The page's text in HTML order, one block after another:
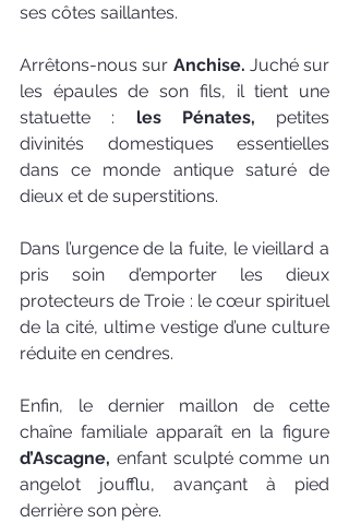
ses côtes saillantes.
Arrêtons-nous sur Anchise. Juché sur
les épaules de son fils, il tient une
statuette : les Pénates, petites
divinités domestiques essentielles
dans ce monde antique saturé de
dieux et de superstitions.
Dans l’urgence de la fuite, le vieillard a
pris soin d’emporter les dieux
protecteurs de Troie : le cœur spirituel
de la cité, ultime vestige d’une culture
réduite en cendres.
Enfin, le dernier maillon de cette
d’Ascagne, enfant sculpté comme un
angelot joufflu, avançant à pied
derrière son père.